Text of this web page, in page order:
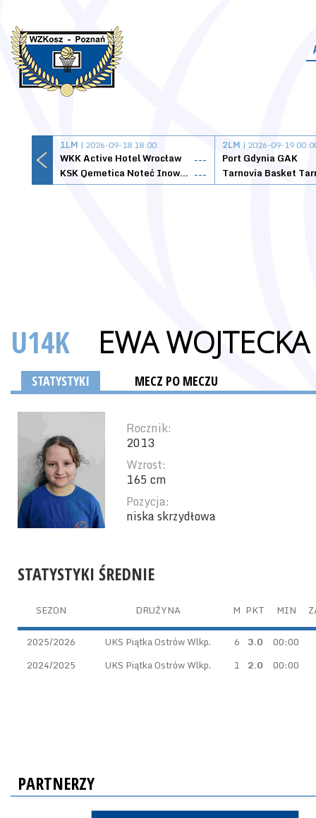
1LM | 2026-09-18 18:00
WKK Active Hotel Wrocław
---
KSK Qemetica Noteć Inowrocław ---
2LM | 2026-09-19
Port Gdynia GAK
U14K EWA WOJTECKA
STATYSTYKI MECZ PO MECZU
Rocznik:
2013
Wzrost:
165 cm
Pozycja:
niska skrzydłowa
STATYSTYKI ŚREDNIE
SEZON DRUŻYNA M PKT MIN
2025/2026 UKS Piątka Ostrów Wlkp. 6 3.0
00:00
2024/2025
UKS Piątka Ostrów Wlkp. 1 2.0 00:00
PARTNERZY